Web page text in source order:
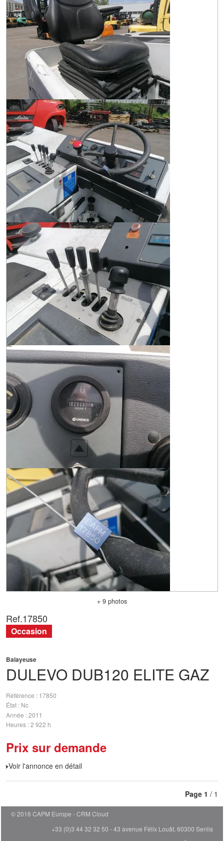
+ 9 photos
DULEVO DUB120 ELITE GAZ
Balayeuse
Référence
17850
État Nc
Année 2011
Heures 2 922 h
Prix sur demande
Voir l'annonce en détail
Ref.17850
Occasion
Page 1 / 1
© 2016 CAPM Europe
CRM Cloud
+33 (0)3 44 32 32 50 - 43 avenue Félix Louât, 60300 Senlis